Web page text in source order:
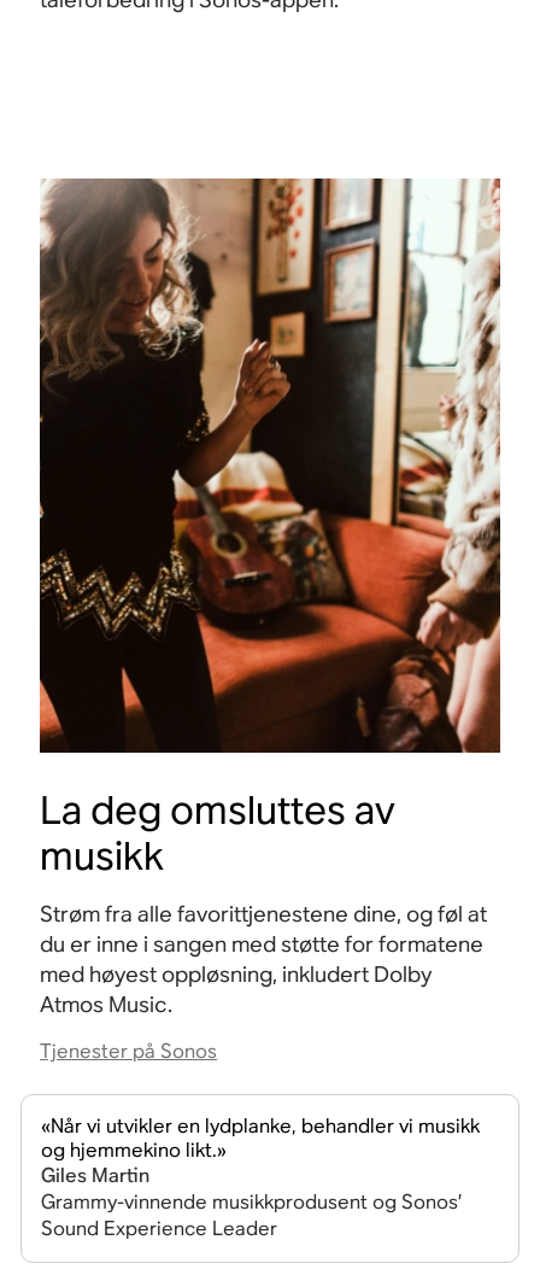
La deg omsluttes av
musikk
Strøm fra alle favorittjenestene dine, og føl at
du er inne i sangen med støtte for formatene
med høyest oppløsning, inkludert Dolby
Atmos Music.
Tjenester på Sonos
«Når vi utvikler en lydplanke, behandler vi musikk
og hjemmekino likt.»
Giles Martin
Grammy-vinnende musikkprodusent og Sonos’
Sound Experience Leader